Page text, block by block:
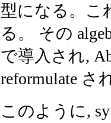
型になる。こ
る。 その
で導入され,
reformulate さ
このように,